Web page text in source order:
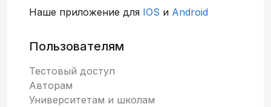
Наше приложение для IOS и Android
Пользователям
Тестовый доступ
Авторам
Университетам и школам